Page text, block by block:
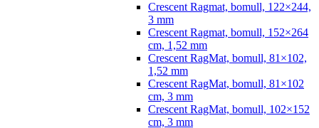
Crescent Ragmat, bomull, 122×244,
3 mm
Crescent Ragmat, bomull, 152×264
cm, 1,52 mm
Crescent RagMat, bomull, 81×102,
1,52 mm
Crescent RagMat, bomull, 81×102
cm, 3 mm
Crescent RagMat, bomull, 102×152
cm, 3 mm